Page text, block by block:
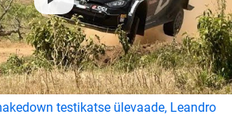
testikatse ülevaade, Leandro